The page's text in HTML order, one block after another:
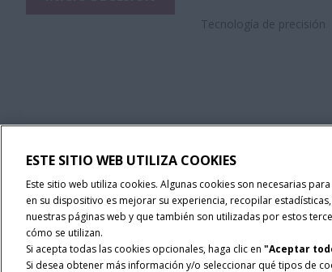
Tecnología de precisión
ESTE SITIO WEB UTILIZA COOKIES
Este sitio web utiliza cookies. Algunas cookies son necesarias
en su dispositivo es mejorar su experiencia, recopilar
nuestras páginas web y que también son utilizadas por estos
cómo se utilizan.
Si acepta todas las cookies opcionales, haga clic en "Aceptar
Si desea obtener más información y/o seleccionar qué tipos de